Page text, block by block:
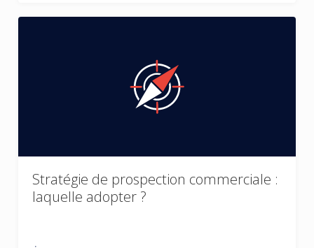
Stratégie de prospection commerciale :
laquelle adopter ?